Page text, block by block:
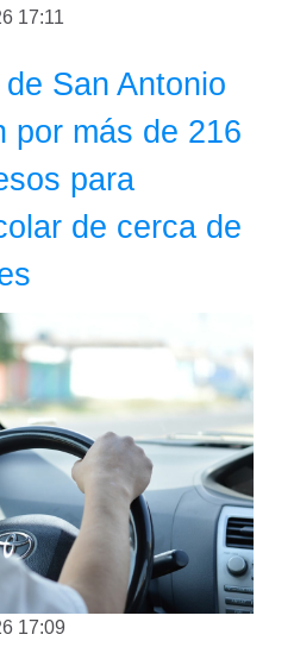
17:11
San Antonio
por más de 216
para
de cerca de
17:09